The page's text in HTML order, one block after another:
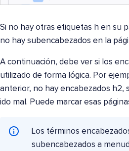
Si no hay otras etiquetas h en su
no hay subencabezados en la
A continuación, debe ver si los
utilizado de forma lógica. Por
anterior, no hay encabezados h2,
ido mal. Puede marcar esas
Los términos
subencabezados a